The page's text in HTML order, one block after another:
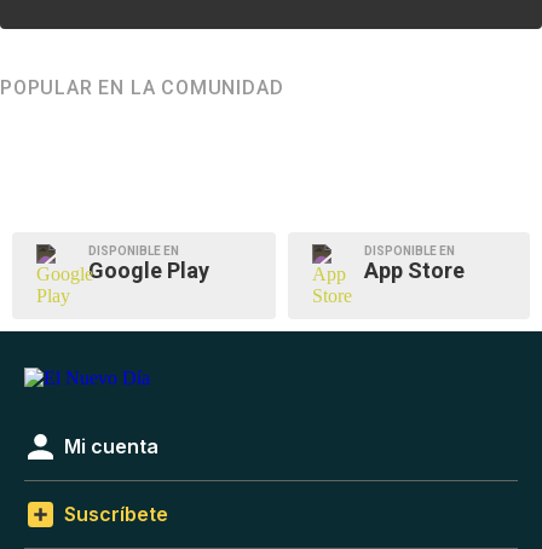
POPULAR EN LA COMUNIDAD
DISPONIBLE EN
Google Play
DISPONIBLE EN
App Store
Mi cuenta
Suscríbete